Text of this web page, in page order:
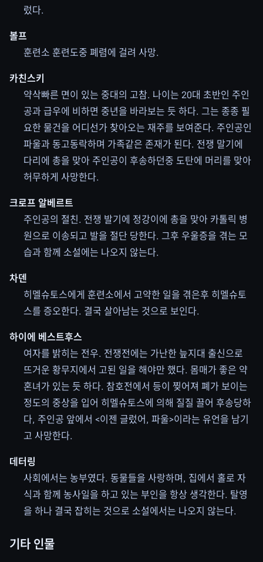
렀다.
볼프
훈련소 훈련도중 폐렴에 걸려 사망.
카친스키
약삭빠른 면이 있는 중대의 고참. 나이는 20대 초반인 주인
공과 급우에 비하면 중년을 바라보는 듯 하다. 그는 종종 필
요한 물건을 어디선가 찾아오는 재주를 보여준다. 주인공인
파울과 동고동락하며 가족같은 존재가 된다. 전쟁 말기에
다리에 총을 맞아 주인공이 후송하던중 도탄에 머리를 맞아
허무하게 사망한다.
크로프 알베르트
주인공의 절친. 전쟁 발기에 정강이에 총을 맞아 카톨릭 병
원으로 이송되고 발을 절단 당한다. 그후 우울증을 겪는 모
습과 함께 소설에는 나오지 않는다.
차덴
히멜슈토스에게 훈련소에서 고약한 일을 겪은후 히멜슈토
스를 증오한다. 결국 살아남는 것으로 보인다.
하이에 베스트후스
여자를 밝히는 전우. 전쟁전에는 가난한 늪지대 출신으로
뜨거운 황무지에서 고된 일을 해야만 했다. 몸매가 좋은 약
혼녀가 있는 듯 하다. 참호전에서 등이 찢어져 폐가 보이는
정도의 중상을 입어 히멜슈토스에 의해 질질 끌어 후송당하
다, 주인공 앞에서 <이젠 글렀어, 파울>이라는 유언을 남기
고 사망한다.
데터링
사회에서는 농부였다. 동물들을 사랑하며, 집에서 홀로 자
식과 함께 농사일을 하고 있는 부인을 항상 생각한다. 탈영
을 하나 결국 잡히는 것으로 소설에서는 나오지 않는다.
기타 인물